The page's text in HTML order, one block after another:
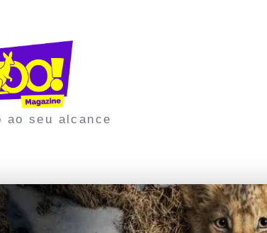
ao seu alcance